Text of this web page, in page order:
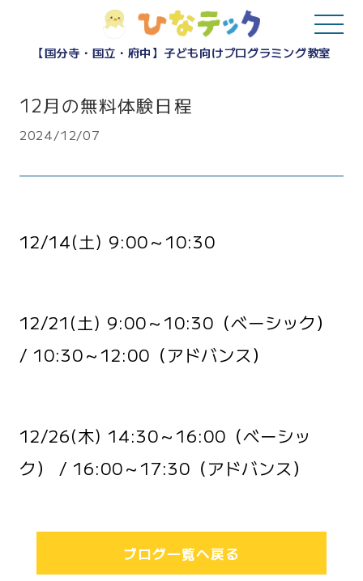
【国分寺・国立・府中】子ども向けプログラミング教室
12月の無料体験日程
2024/12/07
12/14(土) 9:00～10:30
12/21(土) 9:00～10:30（ベーシック）
/ 10:30～12:00（アドバンス）
12/26(木) 14:30～16:00（ベーシッ
ク） / 16:00～17:30（アドバンス）
ブログ一覧へ戻る